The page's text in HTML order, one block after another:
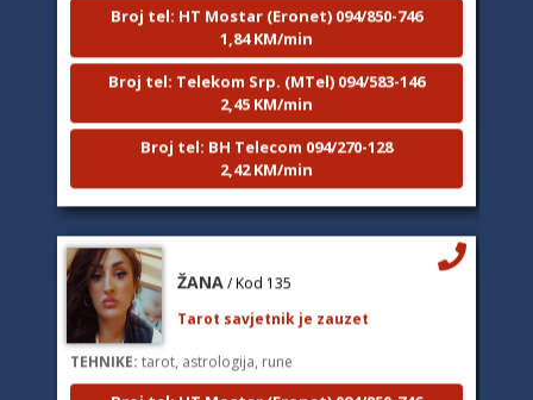
1,84 KM/min
Broj tel: Telekom Srp. (MTel) 094/583-146
2,45 KM/min
Broj tel: BH Telecom 094/270-128
2,42 KM/min
TEHNIKE:tarot, astrologija, rune
Broj tel: HT Mostar (Eronet) 094/850-746